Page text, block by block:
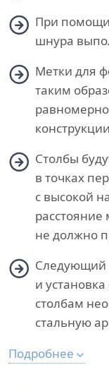
При помощи
шнура
Метки для
таким
равномерно
Столбы
в точках
с высокой
не должно
Следующий
и
столбам
стальную
Подробнее